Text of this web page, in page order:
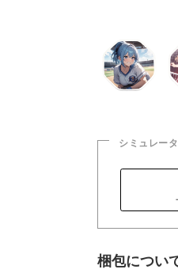
シミュレー
梱包につい